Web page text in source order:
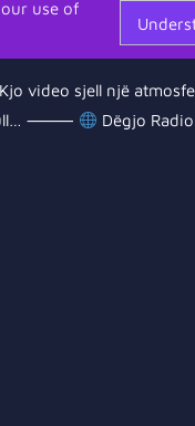
Kjo video sjell një
⸻
Dëgjo